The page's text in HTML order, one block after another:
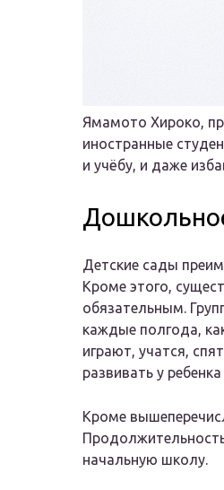
Ямамото Хироко,
иностранные
и учёбу, и даже
Детские сады
Кроме этого,
обязательным.
каждые полгода,
играют, учатся,
развивать у
Кроме
начальную школу.